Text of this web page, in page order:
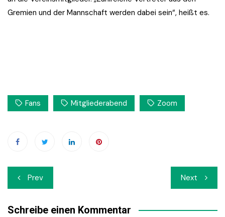
Gremien und der Mannschaft werden dabei sein“, heißt es.
Fans Mitgliederabend Zoom
Beitrags-
Navigation
Prev Next
Schreibe einen Kommentar